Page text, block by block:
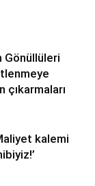
Gönüllüleri
çıkarmaları
kalemi